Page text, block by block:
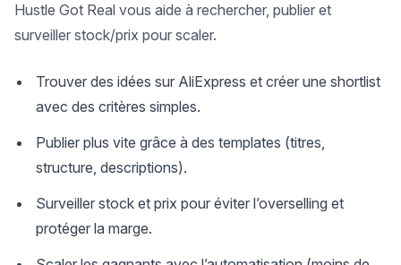
Hustle Got Real vous aide à rechercher, publier et
surveiller stock/prix pour scaler.
Trouver des idées sur AliExpress et créer une shortlist
avec des critères simples.
Publier plus vite grâce à des templates (titres,
structure, descriptions).
Surveiller stock et prix pour éviter l’overselling et
protéger la marge.